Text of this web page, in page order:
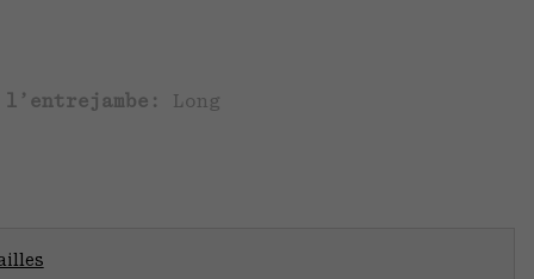
l’entrejambe: Long